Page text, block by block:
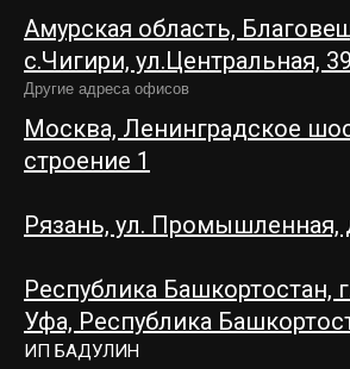
Амурская область,
c.Чигири, ул.Центральная, 39
Другие адреса офисов
Москва, Ленинградское
строение 1
Рязань, ул. Промышленная,
Республика Башкортостан,
Уфа, Республика
ИП БАДУЛИН